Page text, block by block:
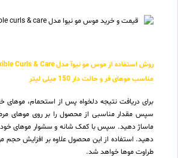
مناسب موهای فر و حالت دار 150 میلی لیتر
برای دریافت نتیجه دلخواه پس از استحمام،
سپس مقدار مناسبی از محصول را بر روی موهای
ماساژ دهید. سپس با کمک شانه و سشوار موهای خود
دهید. استفاده از این محصول علاوه بر افزایش
طراوت موها خواهد شد.